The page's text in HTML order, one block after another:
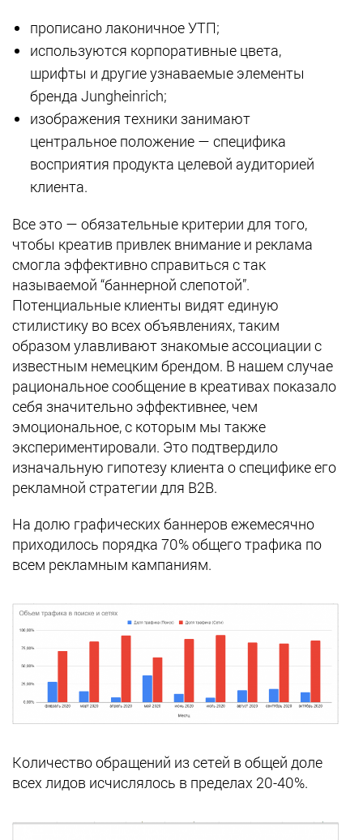
прописано лаконичное УТП;
используются корпоративные цвета,
шрифты и другие узнаваемые элементы
бренда Jungheinrich;
изображения техники занимают
центральное положение — специфика
восприятия продукта целевой аудиторией
клиента.
Все это — обязательные критерии для того,
чтобы креатив привлек внимание и реклама
смогла эффективно справиться с так
называемой “баннерной слепотой”.
Потенциальные клиенты видят единую
стилистику во всех объявлениях, таким
образом улавливают знакомые ассоциации с
известным немецким брендом. В нашем случае
рациональное сообщение в креативах показало
себя значительно эффективнее, чем
эмоциональное, с которым мы также
экспериментировали. Это подтвердило
изначальную гипотезу клиента о специфике его
рекламной стратегии для B2B.
На долю графических баннеров ежемесячно
приходилось порядка 70% общего трафика по
всем рекламным кампаниям.
Количество обращений из сетей в общей доле
всех лидов исчислялось в пределах 20-40%.